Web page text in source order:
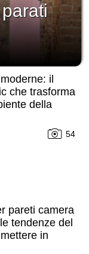
il
che trasforma
della
54
pareti camera
tendenze del
in